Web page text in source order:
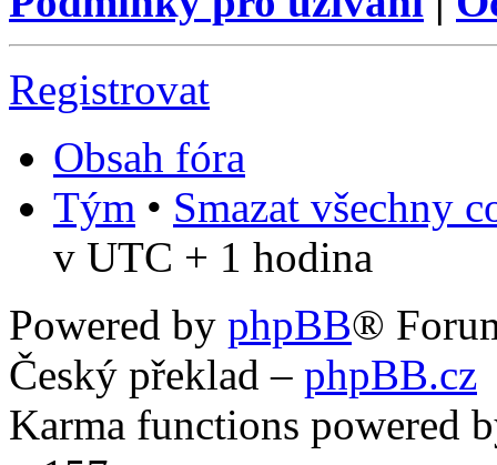
Registrovat
Obsah fóra
Tým • Smazat všechny
v UTC + 1 hodina
Powered by phpBB®
Český překlad – phpBB.cz
Karma functions powered